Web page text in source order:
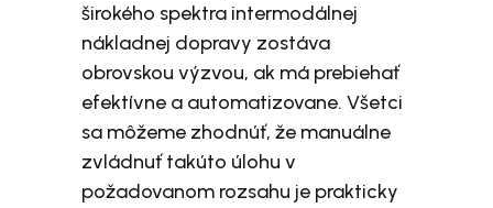
širokého spektra intermodálnej
nákladnej dopravy zostáva
obrovskou výzvou, ak má prebiehať
efektívne a automatizovane. Všetci
sa môžeme zhodnúť, že manuálne
zvládnuť takúto úlohu v
požadovanom rozsahu je prakticky